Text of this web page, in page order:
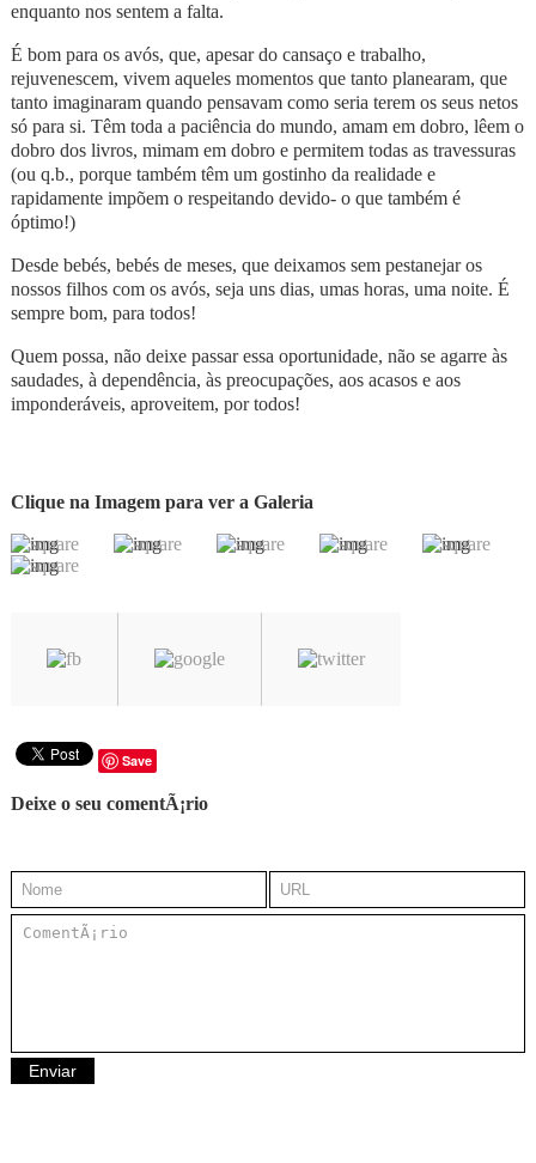
enquanto nos sentem a falta.
É bom para os avós, que, apesar do cansaço e trabalho,
rejuvenescem, vivem aqueles momentos que tanto planearam, que
tanto imaginaram quando pensavam como seria terem os seus netos
só para si. Têm toda a paciência do mundo, amam em dobro, lêem o
dobro dos livros, mimam em dobro e permitem todas as travessuras
(ou q.b., porque também têm um gostinho da realidade e
rapidamente impõem o respeitando devido- o que também é
óptimo!)
Desde bebés, bebés de meses, que deixamos sem pestanejar os
nossos filhos com os avós, seja uns dias, umas horas, uma noite. É
sempre bom, para todos!
Quem possa, não deixe passar essa oportunidade, não se agarre às
saudades, à dependência, às preocupações, aos acasos e aos
imponderáveis, aproveitem, por todos!
Clique na Imagem para ver a Galeria
Save
Deixe o seu comentÃ¡rio